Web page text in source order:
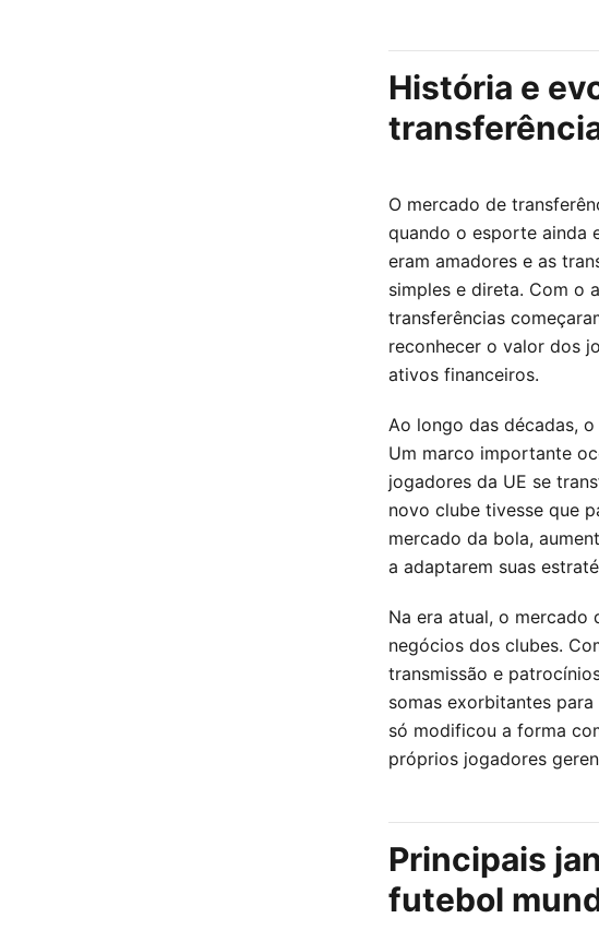
História e
O mercado de
quando o esporte ainda
eram amadores e as
simples e direta. Com o
transferências
reconhecer o valor dos
ativos financeiros.
Ao longo das décadas,
Um marco importante
jogadores da UE se
novo clube tivesse que
mercado da bola,
a adaptarem suas
Na era atual, o mercado
negócios dos clubes.
transmissão e
somas exorbitantes
só modificou a forma
próprios jogadores
Principais
futebol